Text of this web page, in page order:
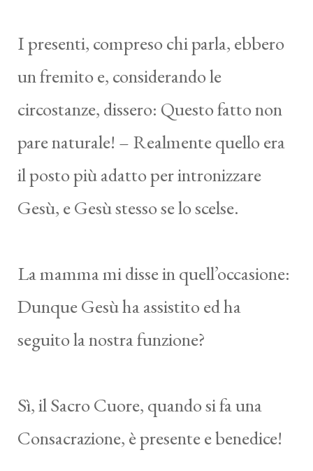
I presenti, compreso chi parla, ebbero
un fremito e, considerando le
circostanze, dissero: Questo fatto non
pare naturale! – Realmente quello era
il posto più adatto per intronizzare
Gesù, e Gesù stesso se lo scelse.
La mamma mi disse in quell’occasione:
Dunque Gesù ha assistito ed ha
seguito la nostra funzione?
Sì, il Sacro Cuore, quando si fa una
Consacrazione, è presente e benedice!